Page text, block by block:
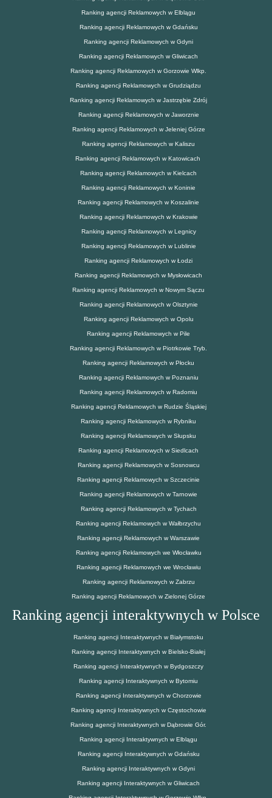
Ranking agencji Reklamowych w Elblągu
Ranking agencji Reklamowych w Gdańsku
Ranking agencji Reklamowych w Gdyni
Ranking agencji Reklamowych w Gliwicach
Ranking agencji Reklamowych w Gorzowie Wlkp.
Ranking agencji Reklamowych w Grudziądzu
Ranking agencji Reklamowych w Jastrzębie Zdrój
Ranking agencji Reklamowych w Jaworznie
Ranking agencji Reklamowych w Jeleniej Górze
Ranking agencji Reklamowych w Kaliszu
Ranking agencji Reklamowych w Katowicach
Ranking agencji Reklamowych w Kielcach
Ranking agencji Reklamowych w Koninie
Ranking agencji Reklamowych w Koszalinie
Ranking agencji Reklamowych w Krakowie
Ranking agencji Reklamowych w Legnicy
Ranking agencji Reklamowych w Lublinie
Ranking agencji Reklamowych w Łodzi
Ranking agencji Reklamowych w Mysłowicach
Ranking agencji Reklamowych w Nowym Sączu
Ranking agencji Reklamowych w Olsztynie
Ranking agencji Reklamowych w Opolu
Ranking agencji Reklamowych w Pile
Ranking agencji Reklamowych w Piotrkowie Tryb.
Ranking agencji Reklamowych w Płocku
Ranking agencji Reklamowych w Poznaniu
Ranking agencji Reklamowych w Radomiu
Ranking agencji Reklamowych w Rudzie Śląskiej
Ranking agencji Reklamowych w Rybniku
Ranking agencji Reklamowych w Słupsku
Ranking agencji Reklamowych w Siedlcach
Ranking agencji Reklamowych w Sosnowcu
Ranking agencji Reklamowych w Szczecinie
Ranking agencji Reklamowych w Tarnowie
Ranking agencji Reklamowych w Tychach
Ranking agencji Reklamowych w Wałbrzychu
Ranking agencji Reklamowych w Warszawie
Ranking agencji Reklamowych we Włocławku
Ranking agencji Reklamowych we Wrocławiu
Ranking agencji Reklamowych w Zabrzu
Ranking agencji Reklamowych w Zielonej Górze
Ranking agencji interaktywnych w Polsce
Ranking agencji Interaktywnych w Białymstoku
Ranking agencji Interaktywnych w Bielsko-Białej
Ranking agencji Interaktywnych w Bydgoszczy
Ranking agencji Interaktywnych w Bytomiu
Ranking agencji Interaktywnych w Chorzowie
Ranking agencji Interaktywnych w Częstochowie
Ranking agencji Interaktywnych w Dąbrowie Gór.
Ranking agencji Interaktywnych w Elblągu
Ranking agencji Interaktywnych w Gdańsku
Ranking agencji Interaktywnych w Gdyni
Ranking agencji Interaktywnych w Gliwicach